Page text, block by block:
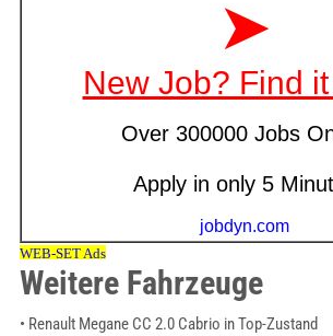
Weitere Fahrzeuge
• Renault Megane CC 2.0 Cabrio in Top-Zustand